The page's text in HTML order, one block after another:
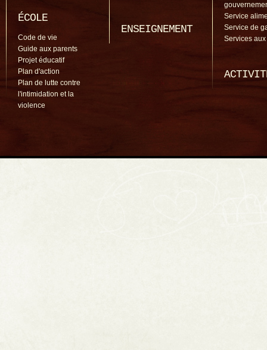
ÉCOLE
Code de vie
Guide aux parents
Projet éducatif
Plan d'action
Plan de lutte contre
l'intimidation et la
violence
ENSEIGNEMENT
Service
Service de
Services